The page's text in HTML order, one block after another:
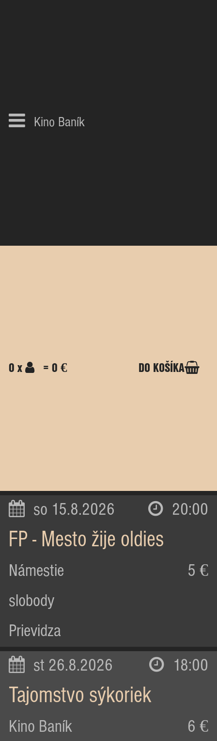
Kino Baník
0 x = 0 € DO KOŠÍKA
so 15.8.2026 20:00
FP - Mesto žije oldies
Námestie
slobody
Prievidza
5 €
st 26.8.2026 18:00
Tajomstvo sýkoriek
Kino Baník 6 €